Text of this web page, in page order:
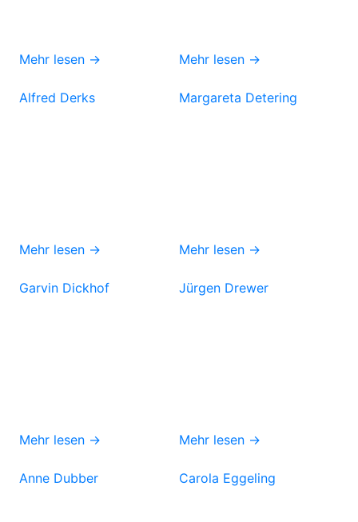
Mehr lesen → Mehr lesen →
Alfred Derks
Mehr lesen →
Margareta Detering
Mehr lesen →
Garvin Dickhof
Mehr lesen →
Jürgen Drewer
Mehr lesen →
Anne Dubber Carola Eggeling